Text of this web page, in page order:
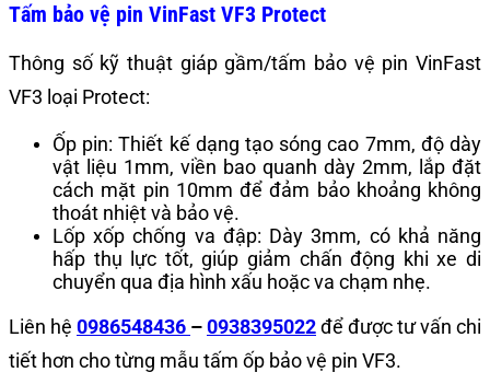
Tấm bảo vệ pin VinFast VF3 Protect
Thông số kỹ thuật giáp gầm/tấm bảo vệ pin VinFast
VF3 loại Protect:
Ốp pin: Thiết kế dạng tạo sóng cao 7mm, độ dày
vật liệu 1mm, viền bao quanh dày 2mm, lắp đặt
cách mặt pin 10mm để đảm bảo khoảng không
thoát nhiệt và bảo vệ.
Lốp xốp chống va đập: Dày 3mm, có khả năng
hấp thụ lực tốt, giúp giảm chấn động khi xe di
chuyển qua địa hình xấu hoặc va chạm nhẹ.
Liên hệ 0986548436 –0938395022để được tư vấn chi
tiết hơn cho từng mẫu tấm ốp bảo vệ pin VF3.